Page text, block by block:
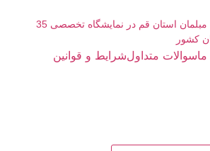
حضور حداکثری صنایع مبلمان استان قم در نمایشگاه تخصصی 35
کشور
ماسوالات متداولشرایط و قوانین